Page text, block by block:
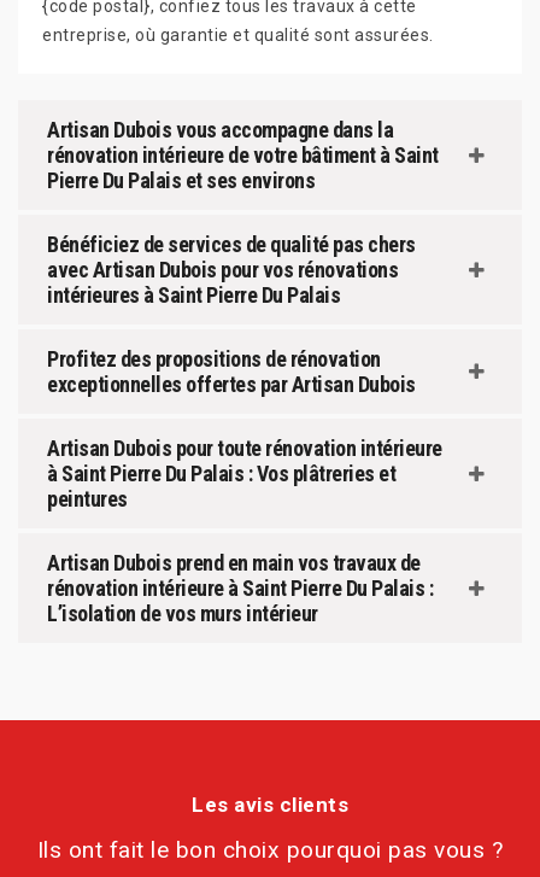
{code postal}, confiez tous les travaux à cette
entreprise, où garantie et qualité sont assurées.
Artisan Dubois vous accompagne dans la
rénovation intérieure de votre bâtiment à Saint
Pierre Du Palais et ses environs
Bénéficiez de services de qualité pas chers
avec Artisan Dubois pour vos rénovations
intérieures à Saint Pierre Du Palais
Profitez des propositions de rénovation
exceptionnelles offertes par Artisan Dubois
Artisan Dubois pour toute rénovation intérieure
à Saint Pierre Du Palais : Vos plâtreries et
peintures
Artisan Dubois prend en main vos travaux de
rénovation intérieure à Saint Pierre Du Palais :
L’isolation de vos murs intérieur
Les avis clients
Ils ont fait le bon choix pourquoi pas vous ?